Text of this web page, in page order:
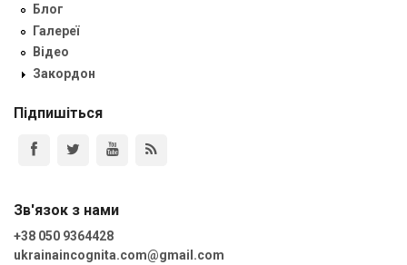
Блог
Галереї
Відео
Закордон
Підпишіться
Зв'язок з нами
+38 050 9364428
ukrainaincognita.com@gmail.com